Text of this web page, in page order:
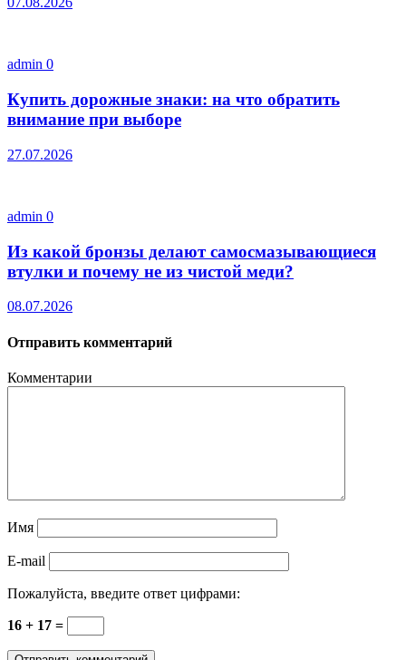
admin 0
Купить дорожные знаки: на что обратить
внимание при выборе
27.07.2026
admin 0
Из какой бронзы делают самосмазывающиеся
втулки и почему не из чистой меди?
08.07.2026
Отправить комментарий
Комментарии
Имя
E-mail
Пожалуйста, введите ответ цифрами:
16 + 17 =